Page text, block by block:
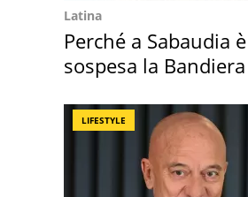
Latina
Perché a Sabaudia
sospesa la
LIFESTYLE